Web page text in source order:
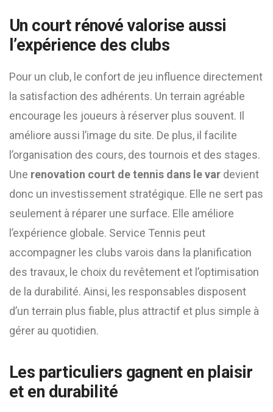
Un court rénové valorise aussi
l’expérience des clubs
Pour un club, le confort de jeu influence directement
la satisfaction des adhérents. Un terrain agréable
encourage les joueurs à réserver plus souvent. Il
améliore aussi l’image du site. De plus, il facilite
l’organisation des cours, des tournois et des stages.
Une renovation court de tennis dans le var devient
donc un investissement stratégique. Elle ne sert pas
seulement à réparer une surface. Elle améliore
l’expérience globale. Service Tennis peut
accompagner les clubs varois dans la planification
des travaux, le choix du revêtement et l’optimisation
de la durabilité. Ainsi, les responsables disposent
d’un terrain plus fiable, plus attractif et plus simple à
gérer au quotidien.
Les particuliers gagnent en plaisir
et en durabilité